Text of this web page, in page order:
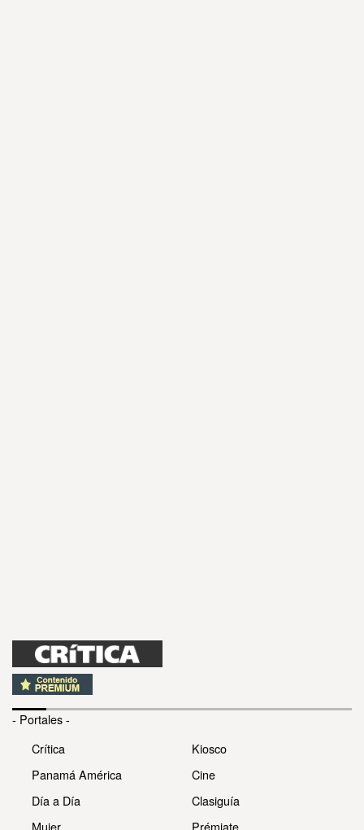
- Portales -
Crítica
Panamá América
Día a Día
Mujer
Kiosco
Cine
Clasiguía
Prémiate